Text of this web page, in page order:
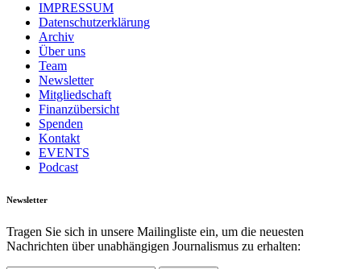
IMPRESSUM
Datenschutzerklärung
Archiv
Über uns
Team
Newsletter
Mitgliedschaft
Finanzübersicht
Spenden
Kontakt
EVENTS
Podcast
Newsletter
Tragen Sie sich in unsere Mailingliste ein, um die neuesten
Nachrichten über unabhängigen Journalismus zu erhalten: